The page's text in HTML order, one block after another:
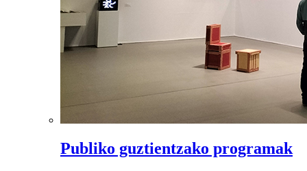
Publiko guztientzako programak